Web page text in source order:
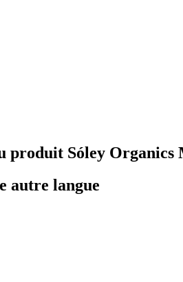
produit Sóley
autre langue